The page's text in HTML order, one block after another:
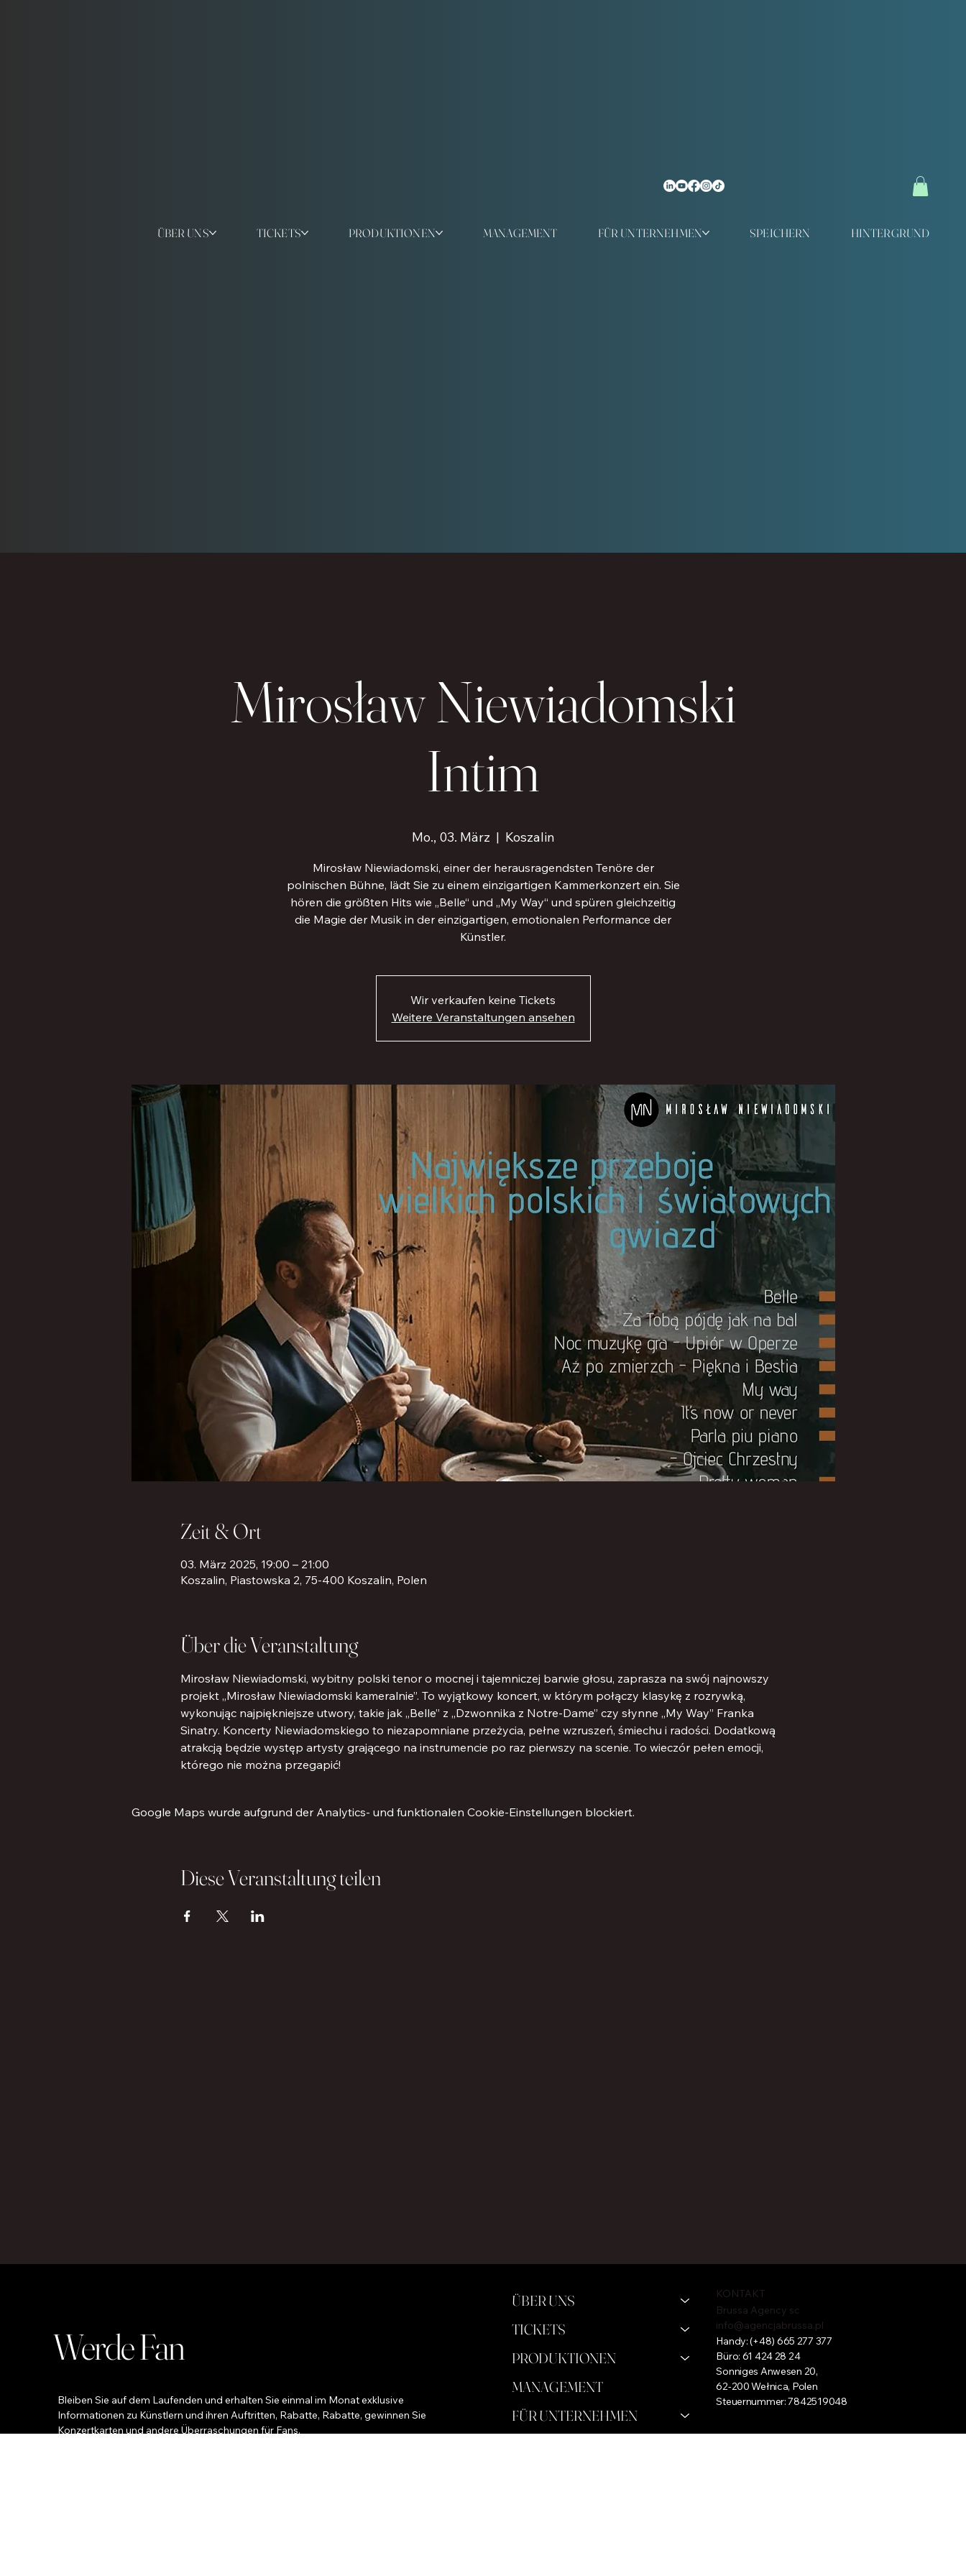
ÜBER UNS TICKETS PRODUKTIONEN MANAGEMENT FÜR UNTERNEHMEN SPEICHERN HINTERGRUND
Mirosław Niewiadomski
Intim
Mo., 03. März
  |
Koszalin
Mirosław Niewiadomski, einer der herausragendsten Tenöre der
polnischen Bühne, lädt Sie zu einem einzigartigen Kammerkonzert ein. Sie
hören die größten Hits wie „Belle“ und „My Way“ und spüren gleichzeitig
die Magie der Musik in der einzigartigen, emotionalen Performance der
Künstler.
Wir verkaufen keine Tickets
Weitere Veranstaltungen ansehen
Zeit & Ort
03. März 2025, 19:00 – 21:00
Koszalin, Piastowska 2, 75-400 Koszalin, Polen
Über die Veranstaltung
Mirosław Niewiadomski, wybitny polski tenor o mocnej i tajemniczej barwie głosu, zaprasza na swój najnowszy
projekt „Mirosław Niewiadomski kameralnie”. To wyjątkowy koncert, w którym połączy klasykę z rozrywką,
wykonując najpiękniejsze utwory, takie jak „Belle” z „Dzwonnika z Notre-Dame” czy słynne „My Way” Franka
Sinatry. Koncerty Niewiadomskiego to niezapomniane przeżycia, pełne wzruszeń, śmiechu i radości. Dodatkową
atrakcją będzie występ artysty grającego na instrumencie po raz pierwszy na scenie. To wieczór pełen emocji,
którego nie można przegapić!
Google Maps wurde aufgrund der Analytics- und funktionalen Cookie-Einstellungen blockiert.
Diese Veranstaltung teilen
Werde Fan
Bleiben Sie auf dem Laufenden und erhalten Sie einmal im Monat exklusive
Informationen zu Künstlern und ihren Auftritten, Rabatte, Rabatte, gewinnen Sie
Konzertkarten und andere Überraschungen für Fans.
KONTAKT
Brussa Agency sc
info@agencjabrussa.pl
Handy:(+48) 665 277 377
Büro: 61 424 28 24
Sonniges Anwesen 20,
62-200 Wełnica, Polen
Steuernummer: 7842519048
ÜBER UNS
TICKETS
PRODUKTIONEN
MANAGEMENT
FÜR UNTERNEHMEN